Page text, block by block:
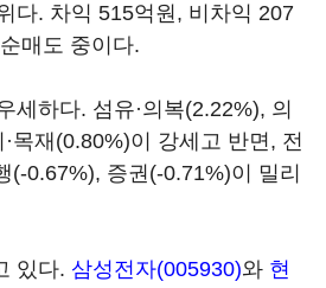
다. 차익 515억원, 비차익 207
매도 중이다.
세하다. 섬유·의복(2.22%), 의
목재(0.80%)이 강세고 반면, 전
(-0.67%), 증권(-0.71%)이 밀리
있다. 삼성전자(005930)와 현